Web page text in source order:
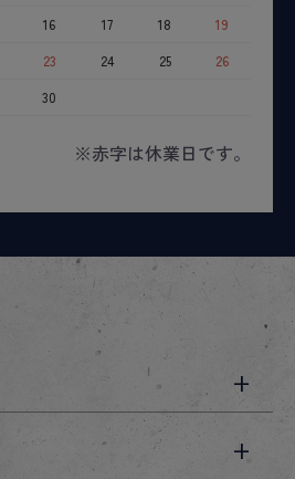
16 17 18
19
23 24 25
26
30
※赤字は休業日です。